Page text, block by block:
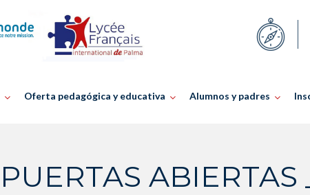
Oferta pedagógica y educativa Alumnos y padres
PUERTAS ABIERTAS